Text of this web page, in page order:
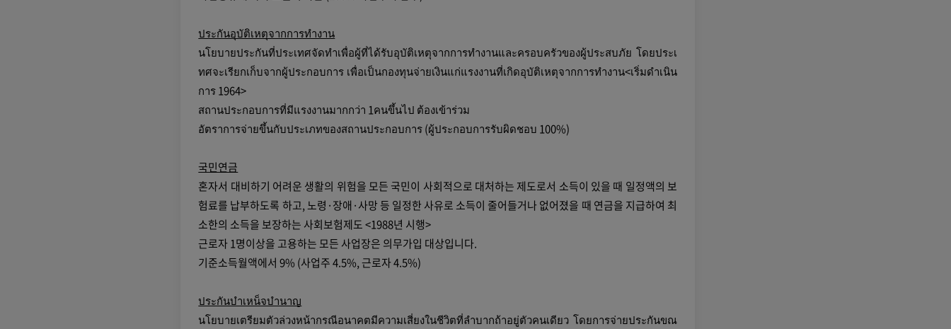
ประกันอุบัติเหตุจากการทำงาน
นโยบายประกันที่ประเทศจัดทำเพื่อผู้ที่ได้รับอุบัติเหตุจากการทำงานและครอบครัวของผู้ประสบภัย โดยประเ
ทศจะเรียกเก็บจากผู้ประกอบการ เพื่อเป็นกองทุนจ่ายเงินแก่แรงงานที่เกิดอุบัติเหตุจากการทำงาน<เริ่มดำเนิน
การ 1964>
สถานประกอบการที่มีแรงงานมากกว่า 1คนขึ้นไป ต้องเข้าร่วม
อัตราการจ่ายขึ้นกับประเภทของสถานประกอบการ (ผู้ประกอบการรับผิดชอบ 100%)
국민연금
혼자서 대비하기 어려운 생활의 위험을 모든 국민이 사회적으로 대처하는 제도로서 소득이 있을 때 일정액의 보
험료를 납부하도록 하고, 노령·장애·사망 등 일정한 사유로 소득이 줄어들거나 없어졌을 때 연금을 지급하여 최
소한의 소득을 보장하는 사회보험제도 <1988년 시행>
근로자 1명이상을 고용하는 모든 사업장은 의무가입 대상입니다.
기준소득월액에서 9% (사업주 4.5%, 근로자 4.5%)
ประกันบำเหน็จบำนาญ
นโยบายเตรียมตัวล่วงหน้ากรณีอนาคตมีความเสี่ยงในชีวิตที่ลำบากถ้าอยู่ตัวคนเดียว โดยการจ่ายประกันขณ